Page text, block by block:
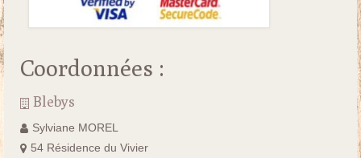
Coordonnées :
Blebys
Sylviane MOREL
54 Résidence du Vivier